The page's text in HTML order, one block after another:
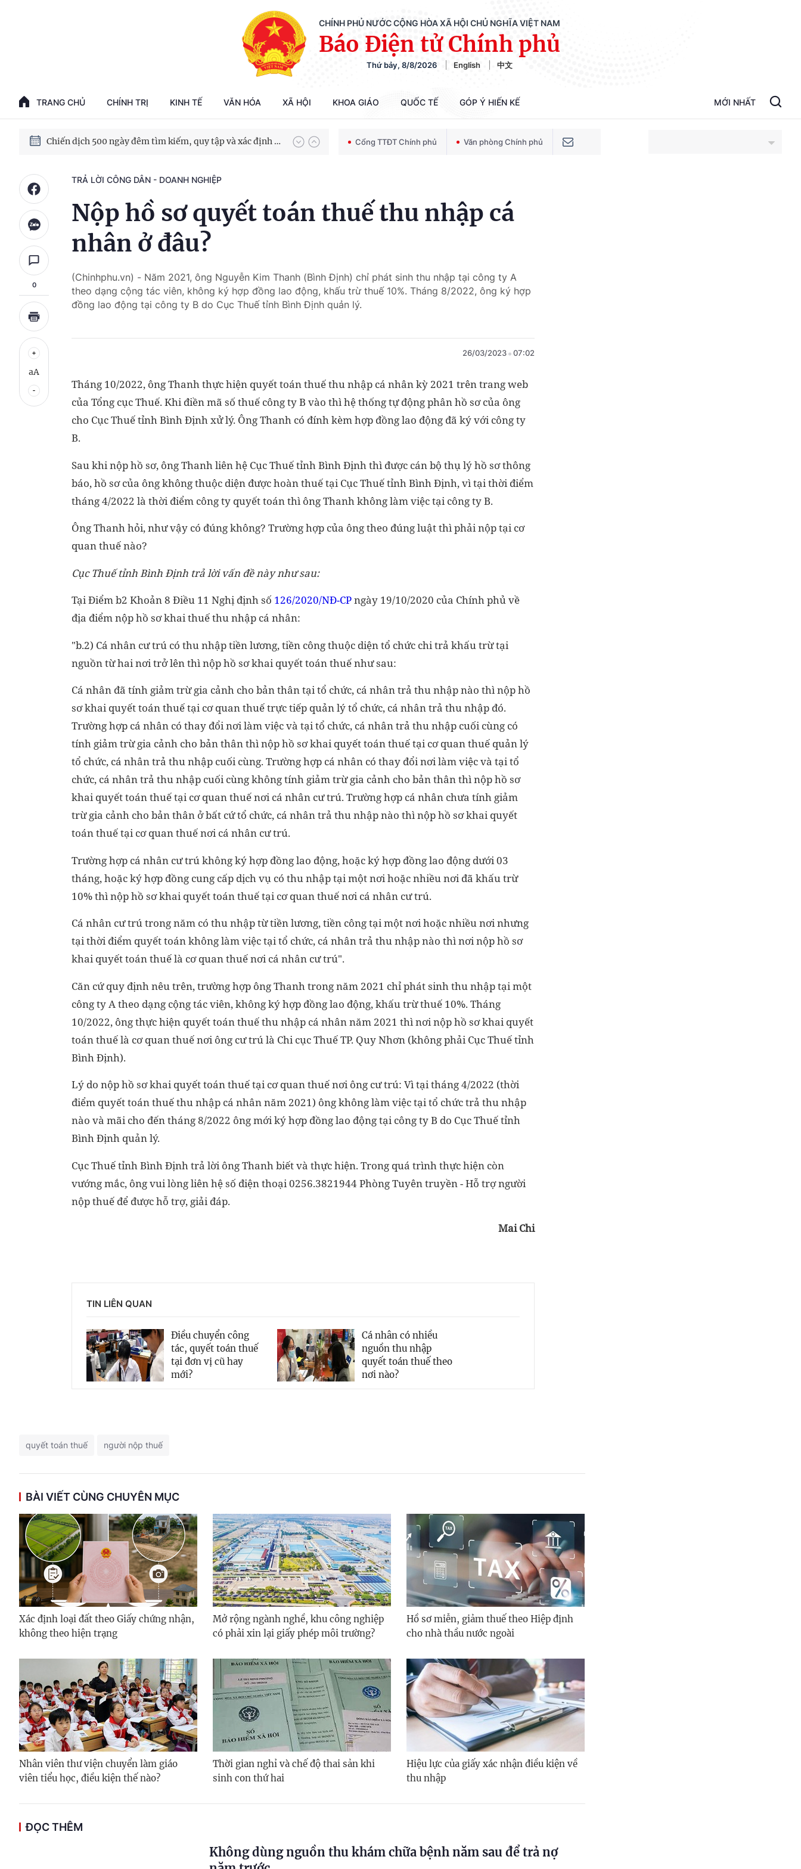
CHÍNH PHỦ NƯỚC CỘNG HÒA XÃ HỘI CHỦ NGHĨA VIỆT NAM
Báo Điện tử Chính phủ
Thứ bảy, 8/8/2026 English 中文
TRANG CHỦ CHÍNH TRỊ KINH TẾ VĂN HÓA XÃ HỘI KHOA GIÁO QUỐC TẾ GÓP Ý HIẾN KẾ MỚI NHẤT
Chiến dịch 500 ngày đêm tìm kiếm, quy tập và xác định danh tính hài cốt liệt sĩ
Bảo vệ nền tảng tư tưởng của Đảng trong kỷ nguyên phát triển mới
Phát triển kinh tế nhà nước trong kỷ nguyên mới
Chiến dịch 500 ngày đêm tìm kiếm, quy tập và xác định danh tính hài cốt liệt sĩ Cổng TTĐT Chính phủ Văn phòng Chính phủ
0
aA
TRẢ LỜI CÔNG DÂN - DOANH NGHIỆP
Nộp hồ sơ quyết toán thuế thu nhập cá
nhân ở đâu?
(Chinhphu.vn) - Năm 2021, ông Nguyễn Kim Thanh (Bình Định) chỉ phát sinh thu nhập tại công ty A
theo dạng cộng tác viên, không ký hợp đồng lao động, khấu trừ thuế 10%. Tháng 8/2022, ông ký hợp
đồng lao động tại công ty B do Cục Thuế tỉnh Bình Định quản lý.
26/03/2023 07:02
Tháng 10/2022, ông Thanh thực hiện quyết toán thuế thu nhập cá nhân kỳ 2021 trên trang web
của Tổng cục Thuế. Khi điền mã số thuế công ty B vào thì hệ thống tự động phân hồ sơ của ông
cho Cục Thuế tỉnh Bình Định xử lý. Ông Thanh có đính kèm hợp đồng lao động đã ký với công ty
B.
Sau khi nộp hồ sơ, ông Thanh liên hệ Cục Thuế tỉnh Bình Định thì được cán bộ thụ lý hồ sơ thông
báo, hồ sơ của ông không thuộc diện được hoàn thuế tại Cục Thuế tỉnh Bình Định, vì tại thời điểm
tháng 4/2022 là thời điểm công ty quyết toán thì ông Thanh không làm việc tại công ty B.
Ông Thanh hỏi, như vậy có đúng không? Trường hợp của ông theo đúng luật thì phải nộp tại cơ
quan thuế nào?
Cục Thuế tỉnh Bình Định trả lời vấn đề này như sau:
Tại Điểm b2 Khoản 8 Điều 11 Nghị định số 126/2020/NĐ-CPngày 19/10/2020 của Chính phủ về
địa điểm nộp hồ sơ khai thuế thu nhập cá nhân:
"b.2) Cá nhân cư trú có thu nhập tiền lương, tiền công thuộc diện tổ chức chi trả khấu trừ tại
nguồn từ hai nơi trở lên thì nộp hồ sơ khai quyết toán thuế như sau:
Cá nhân đã tính giảm trừ gia cảnh cho bản thân tại tổ chức, cá nhân trả thu nhập nào thì nộp hồ
sơ khai quyết toán thuế tại cơ quan thuế trực tiếp quản lý tổ chức, cá nhân trả thu nhập đó.
Trường hợp cá nhân có thay đổi nơi làm việc và tại tổ chức, cá nhân trả thu nhập cuối cùng có
tính giảm trừ gia cảnh cho bản thân thì nộp hồ sơ khai quyết toán thuế tại cơ quan thuế quản lý
tổ chức, cá nhân trả thu nhập cuối cùng. Trường hợp cá nhân có thay đổi nơi làm việc và tại tổ
chức, cá nhân trả thu nhập cuối cùng không tính giảm trừ gia cảnh cho bản thân thì nộp hồ sơ
khai quyết toán thuế tại cơ quan thuế nơi cá nhân cư trú. Trường hợp cá nhân chưa tính giảm
trừ gia cảnh cho bản thân ở bất cứ tổ chức, cá nhân trả thu nhập nào thì nộp hồ sơ khai quyết
toán thuế tại cơ quan thuế nơi cá nhân cư trú.
Trường hợp cá nhân cư trú không ký hợp đồng lao động, hoặc ký hợp đồng lao động dưới 03
tháng, hoặc ký hợp đồng cung cấp dịch vụ có thu nhập tại một nơi hoặc nhiều nơi đã khấu trừ
10% thì nộp hồ sơ khai quyết toán thuế tại cơ quan thuế nơi cá nhân cư trú.
Cá nhân cư trú trong năm có thu nhập từ tiền lương, tiền công tại một nơi hoặc nhiều nơi nhưng
tại thời điểm quyết toán không làm việc tại tổ chức, cá nhân trả thu nhập nào thì nơi nộp hồ sơ
khai quyết toán thuế là cơ quan thuế nơi cá nhân cư trú".
Căn cứ quy định nêu trên, trường hợp ông Thanh trong năm 2021 chỉ phát sinh thu nhập tại một
công ty A theo dạng cộng tác viên, không ký hợp đồng lao động, khấu trừ thuế 10%. Tháng
10/2022, ông thực hiện quyết toán thuế thu nhập cá nhân năm 2021 thì nơi nộp hồ sơ khai quyết
toán thuế là cơ quan thuế nơi ông cư trú là Chi cục Thuế TP. Quy Nhơn (không phải Cục Thuế tỉnh
Bình Định).
Lý do nộp hồ sơ khai quyết toán thuế tại cơ quan thuế nơi ông cư trú: Vì tại tháng 4/2022 (thời
điểm quyết toán thuế thu nhập cá nhân năm 2021) ông không làm việc tại tổ chức trả thu nhập
nào và mãi cho đến tháng 8/2022 ông mới ký hợp đồng lao động tại công ty B do Cục Thuế tỉnh
Bình Định quản lý.
Cục Thuế tỉnh Bình Định trả lời ông Thanh biết và thực hiện. Trong quá trình thực hiện còn
vướng mắc, ông vui lòng liên hệ số điện thoại 0256.3821944 Phòng Tuyên truyền - Hỗ trợ người
nộp thuế để được hỗ trợ, giải đáp.
Mai Chi
TIN LIÊN QUAN
Điều chuyển công
tác, quyết toán thuế
tại đơn vị cũ hay
mới?
Cá nhân có nhiều
nguồn thu nhập
quyết toán thuế theo
nơi nào?
quyết toán thuế người nộp thuế
BÀI VIẾT CÙNG CHUYÊN MỤC
Xác định loại đất theo Giấy chứng nhận,
không theo hiện trạng
Mở rộng ngành nghề, khu công nghiệp
có phải xin lại giấy phép môi trường?
Hồ sơ miễn, giảm thuế theo Hiệp định
cho nhà thầu nước ngoài
Nhân viên thư viện chuyển làm giáo
viên tiểu học, điều kiện thế nào?
Thời gian nghỉ và chế độ thai sản khi
sinh con thứ hai
Hiệu lực của giấy xác nhận điều kiện về
thu nhập
ĐỌC THÊM
Không dùng nguồn thu khám chữa bệnh năm sau để trả nợ